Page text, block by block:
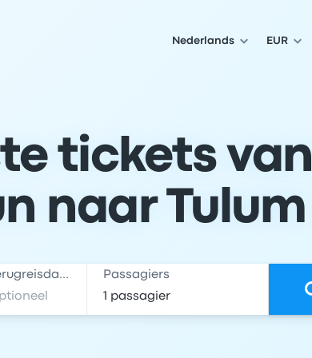
Nederlands EUR
tickets van
naar Tulum
Terugreisdatum Passagiers